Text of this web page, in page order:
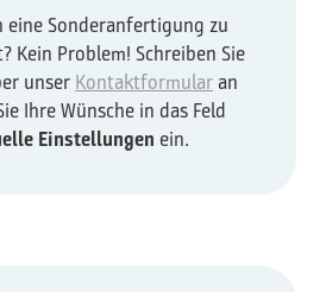
eine Sonderanfertigung zu
Kein Problem! Schreiben Sie
unser Kontaktformular an
Ihre Wünsche in das Feld
Einstellungen ein.